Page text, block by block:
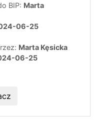
BIP: Marta
06-25
Marta Kęsicka
06-25